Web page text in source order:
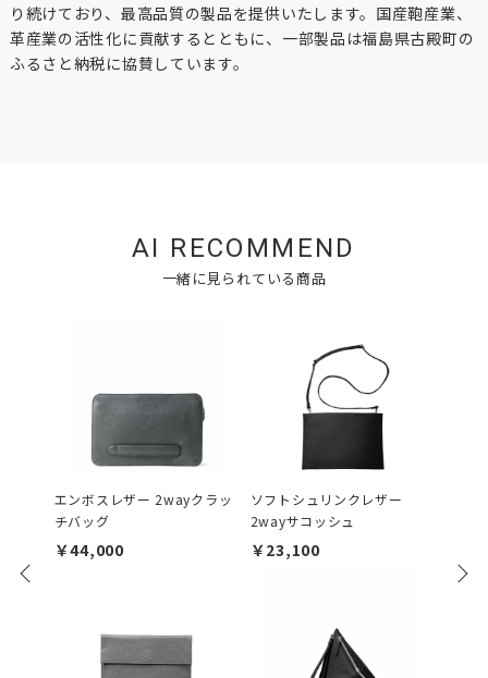
り続けており、最高品質の製品を提供いたします。国産鞄産業、
革産業の活性化に貢献するとともに、一部製品は福島県古殿町の
ふるさと納税に協賛しています。
AI RECOMMEND
一緒に見られている商品
エンボスレザー 2wayクラッ
チバッグ
￥44,000
ソフトシュリンクレザー
2wayサコッシュ
￥23,100